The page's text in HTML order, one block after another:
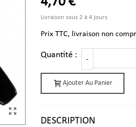
Livraison sous 2 à 4 jours
Prix TTC, livraison non
Quantité : -
Ajouter Au Panier
DESCRIPTION